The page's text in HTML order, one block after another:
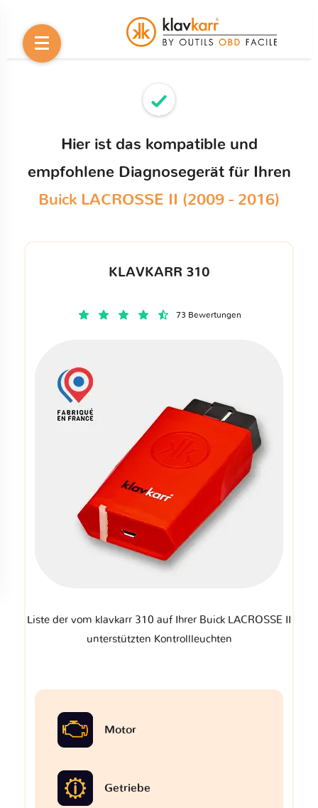
Hier ist das kompatible und
empfohlene Diagnosegerät für Ihren
Buick LACROSSE II (2009 - 2016)
KLAVKARR 310
73 Bewertungen
Liste der vom klavkarr 310 auf Ihrer Buick LACROSSE II
unterstützten Kontrollleuchten
Motor
Getriebe